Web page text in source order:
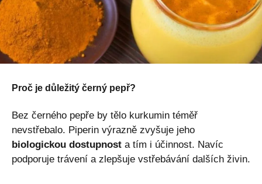
Proč je důležitý černý pepř?
Bez černého pepře by tělo kurkumin téměř
nevstřebalo. Piperin výrazně zvyšuje jeho
biologickou dostupnost a tím i účinnost. Navíc
podporuje trávení a zlepšuje vstřebávání dalších živin.